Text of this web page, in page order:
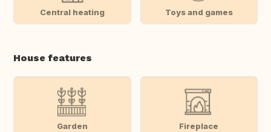
Central heating Toys and games
House features
Garden Fireplace